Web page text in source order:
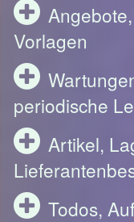
Vorlagen
periodische
Artikel,
Todos,